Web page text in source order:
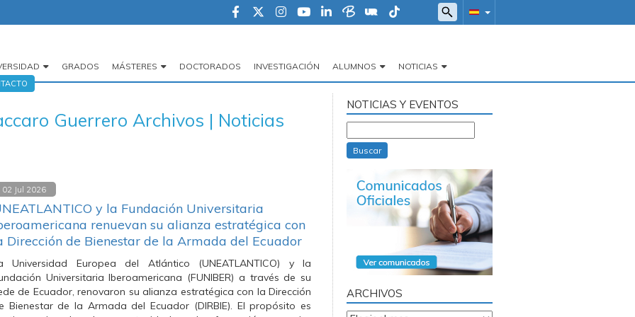
GRADOS MÁSTERES DOCTORADOS INVESTIGACIÓN ALUMNOS NOTICIAS
Guerrero Archivos | Noticias
02 Jul 2026
y la Fundación Universitaria
renuevan su alianza estratégica con
Dirección de Bienestar de la Armada del Ecuador
Universidad Europea del Atlántico (UNEATLANTICO) y la
Universitaria Iberoamericana (FUNIBER) a través de su
de Ecuador, renovaron su alianza estratégica con la Dirección
Bienestar de la Armada del Ecuador (DIRBIE). El propósito es
NOTICIAS Y EVENTOS
Buscar
ARCHIVOS